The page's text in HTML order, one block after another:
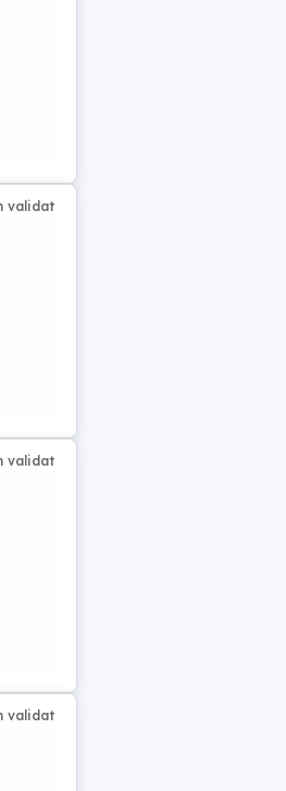
validat
validat
validat